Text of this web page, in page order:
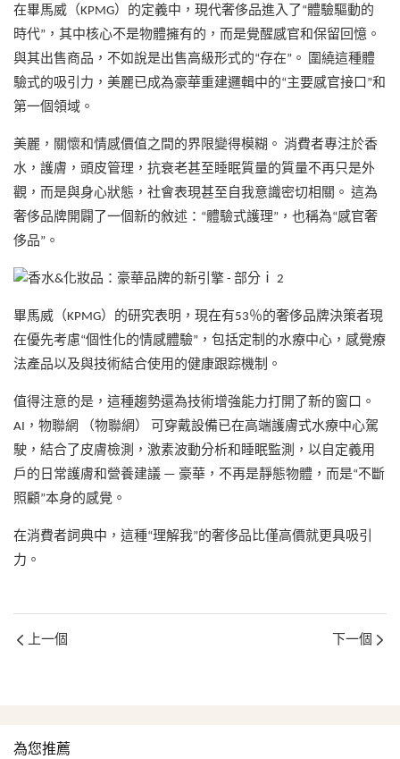
在畢馬威（KPMG）的定義中，現代奢侈品進入了“體驗驅動的
時代”，其中核心不是物體擁有的，而是覺醒感官和保留回憶。
與其出售商品，不如說是出售高級形式的“存在”。 圍繞這種體
驗式的吸引力，美麗已成為豪華重建邏輯中的“主要感官接口”和
第一個領域。
美麗，關懷和情感價值之間的界限變得模糊。 消費者專注於香
水，護膚，頭皮管理，抗衰老甚至睡眠質量的質量不再只是外
觀，而是與身心狀態，社會表現甚至自我意識密切相關。 這為
奢侈品牌開闢了一個新的敘述：“體驗式護理”，也稱為“感官奢
侈品”。
畢馬威（KPMG）的研究表明，現在有53％的奢侈品牌決策者現
在優先考慮“個性化的情感體驗”，包括定制的水療中心，感覺療
法產品以及與技術結合使用的健康跟踪機制。
值得注意的是，這種趨勢還為技術增強能力打開了新的窗口。
AI，物聯網 （物聯網） 可穿戴設備已在高端護膚式水療中心駕
駛，結合了皮膚檢測，激素波動分析和睡眠監測，以自定義用
戶的日常護膚和營養建議 — 豪華，不再是靜態物體，而是“不斷
照顧”本身的感覺。
在消費者詞典中，這種“理解我”的奢侈品比僅高價就更具吸引
力。
上一個 下一個
為您推薦